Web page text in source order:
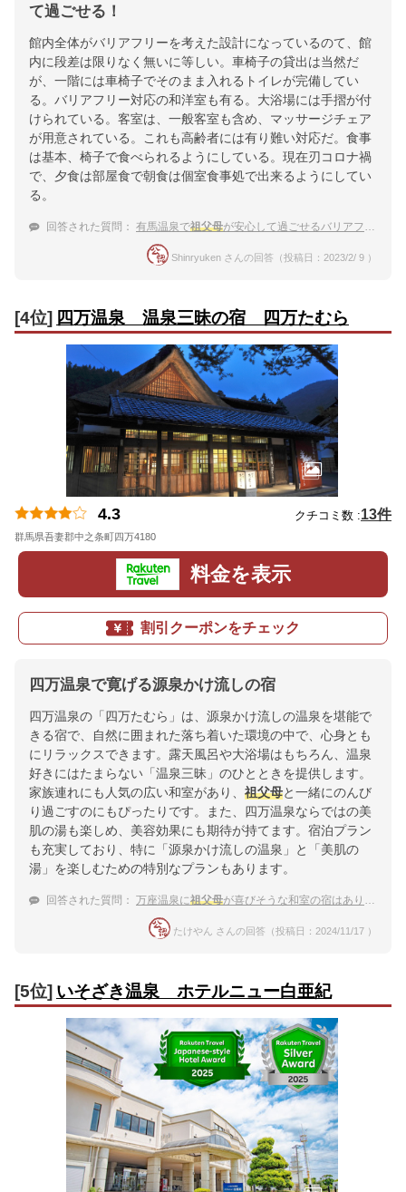
て過ごせる！
館内全体がバリアフリーを考えた設計になっているのて、館
内に段差は限りなく無いに等しい。車椅子の貸出は当然だ
が、一階には車椅子でそのまま入れるトイレが完備してい
る。バリアフリー対応の和洋室も有る。大浴場には手摺が付
けられている。客室は、一般客室も含め、マッサージチェア
が用意されている。これも高齢者には有り難い対応だ。食事
は基本、椅子で食べられるようにしている。現在刃コロナ禍
で、夕食は部屋食で朝食は個室食事処で出来るようにしてい
る。
回答された質問： 有馬温泉で祖父母が安心して過ごせるバリアフリー対応のお宿はありますか。
Shinryuken さんの回答（投稿日：2023/2/ 9 ）
[4位] 四万温泉 温泉三昧の宿 四万たむら
4.3 クチコミ数 :13件
群馬県吾妻郡中之条町四万4180
料金を表示
割引クーポンをチェック
四万温泉で寛げる源泉かけ流しの宿
四万温泉の「四万たむら」は、源泉かけ流しの温泉を堪能で
きる宿で、自然に囲まれた落ち着いた環境の中で、心身とも
にリラックスできます。露天風呂や大浴場はもちろん、温泉
好きにはたまらない「温泉三昧」のひとときを提供します。
家族連れにも人気の広い和室があり、 祖父母と一緒にのんび
り過ごすのにもぴったりです。また、四万温泉ならではの美
肌の湯も楽しめ、美容効果にも期待が持てます。宿泊プラン
も充実しており、特に「源泉かけ流しの温泉」と「美肌の
湯」を楽しむための特別なプランもあります。
回答された質問： 万座温泉に祖父母が喜びそうな和室の宿はありますか？
たけやん さんの回答（投稿日：2024/11/17 ）
[5位] いそざき温泉 ホテルニュー白亜紀